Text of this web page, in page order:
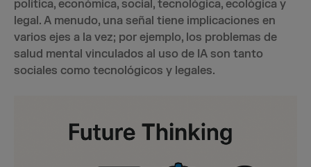
política, económica, social, tecnológica, ecológica y
legal. A menudo, una señal tiene implicaciones en
varios ejes a la vez; por ejemplo, los problemas de
salud mental vinculados al uso de IA son tanto
sociales como tecnológicos y legales.